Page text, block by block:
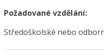
Požadované vzdělání:
Středoškolské nebo